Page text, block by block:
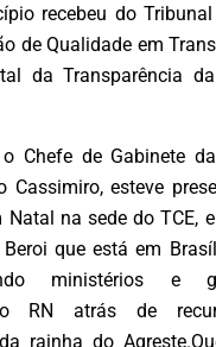
recebeu do
de Qualidade em
da Transparência
Chefe de Gabinete
Cassimiro, esteve
Natal na sede do TCE,
que está em
ministérios e
RN atrás de
rainha do